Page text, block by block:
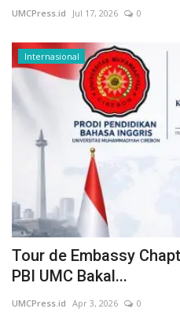
UMCPress.id Jul 17, 2026 0
Internasional
Tour de Embassy
PBI UMC Bakal...
UMCPress.id Apr 3, 2026 0